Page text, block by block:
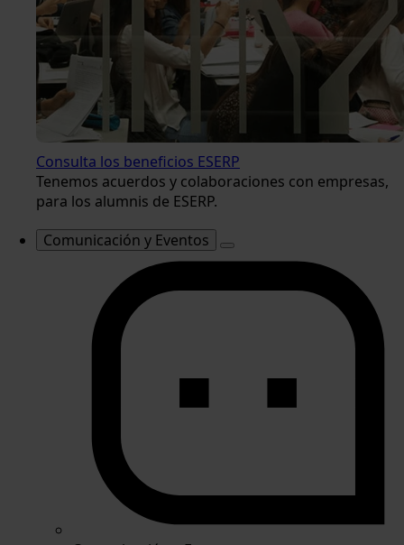
Consulta los beneficios ESERP
Tenemos acuerdos y colaboraciones con empresas,
para los alumnis de ESERP.
Comunicación y Eventos